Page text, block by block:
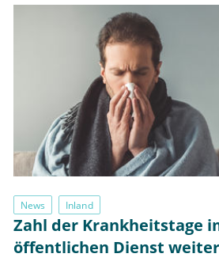
News Inland
Zahl der Krankheitstage
öffentlichen Dienst